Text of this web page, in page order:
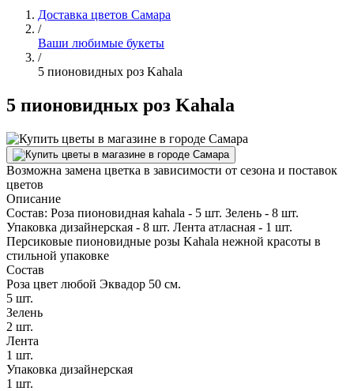
Доставка цветов Самара
/
Ваши любимые букеты
/
5 пионовидных роз Kahala
5 пионовидных роз Kahala
Возможна замена цветка в зависимости от сезона и поставок
цветов
Описание
Состав: Роза пионовидная kahala - 5 шт. Зелень - 8 шт.
Упаковка дизайнерская - 8 шт. Лента атласная - 1 шт.
Персиковые пионовидные розы Kahala нежной красоты в
стильной упаковке
Состав
Роза цвет любой Эквадор 50 см.
5 шт.
Зелень
2 шт.
Лента
1 шт.
Упаковка дизайнерская
1 шт.